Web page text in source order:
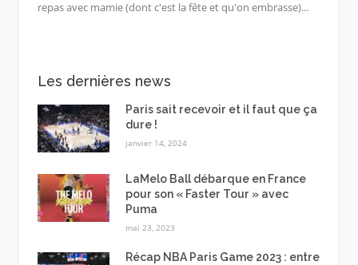
repas avec mamie (dont c'est la fête et qu'on embrasse)...
Les dernières news
Paris sait recevoir et il faut que ça
dure !
janvier 14, 2024
LaMelo Ball débarque en France
pour son « Faster Tour » avec
Puma
mai 23, 2023
Récap NBA Paris Game 2023 : entre